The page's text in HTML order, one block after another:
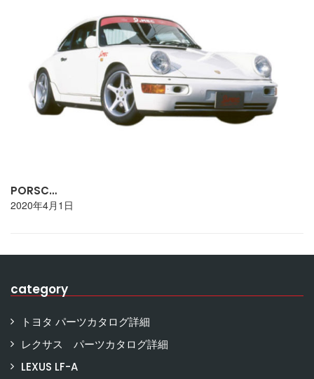
PORSC…
2020年4月1日
category
トヨタ パーツカタログ詳細
レクサス パーツカタログ詳細
LEXUS LF-A